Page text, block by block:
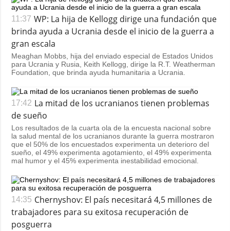
11:37 WP: La hija de Kellogg dirige una fundación que
brinda ayuda a Ucrania desde el inicio de la guerra a
gran escala
Meaghan Mobbs, hija del enviado especial de Estados Unidos
para Ucrania y Rusia, Keith Kellogg, dirige la R.T. Weatherman
Foundation, que brinda ayuda humanitaria a Ucrania.
17:42 La mitad de los ucranianos tienen problemas
de sueño
Los resultados de la cuarta ola de la encuesta nacional sobre
la salud mental de los ucranianos durante la guerra mostraron
que el 50% de los encuestados experimenta un deterioro del
sueño, el 49% experimenta agotamiento, el 49% experimenta
mal humor y el 45% experimenta inestabilidad emocional.
14:35 Chernyshov: El país necesitará 4,5 millones de
trabajadores para su exitosa recuperación de
posguerra